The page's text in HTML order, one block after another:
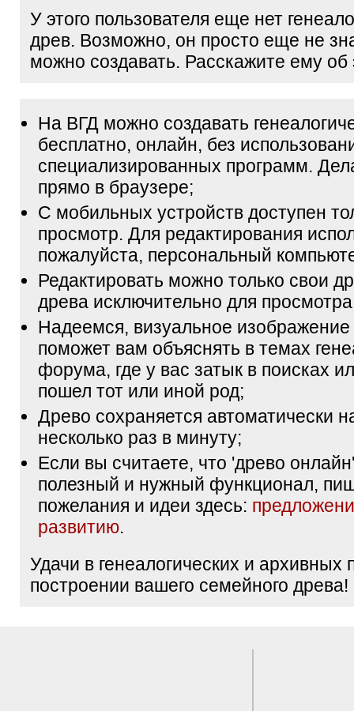
У этого пользователя еще нет
древ. Возможно, он просто еще не
можно создавать. Расскажите ему об
На ВГД можно создавать
бесплатно, онлайн, без
специализированных программ.
прямо в браузере;
С мобильных устройств доступен
просмотр. Для редактирования
пожалуйста, персональный
Редактировать можно только свои
древа исключительно для
Надеемся, визуальное
поможет вам объяснять в темах
форума, где у вас затык в поисках
пошел тот или иной род;
Древо сохраняется автоматически
несколько раз в минуту;
Если вы считаете, что 'древо
полезный и нужный функционал,
пожелания и идеи здесь:
развитию.
Удачи в генеалогических и архивных
построении вашего семейного древа!